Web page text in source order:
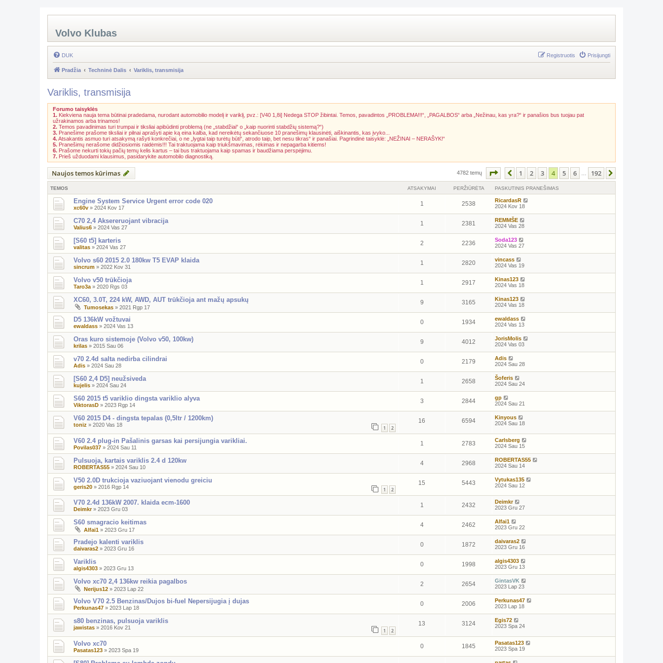
Volvo Klubas
DUK Prisijungti
Registruotis
Pradžia Techninė Dalis Variklis, transmisija
Variklis, transmisija
Forumo taisyklės
1. Kiekviena nauja tema būtinai pradedama, nurodant automobilio modelį ir variklį, pvz.: [V40 1,8i] Nedega STOP žibintai. Temos, pavadintos „PROBLEMA!!!“, „PAGALBOS“ arba „Nežinau, kas yra?“ ir panašios bus tuojau pat
užrakinamos arba trinamos!
2. Temos pavadinimas turi trumpai ir tiksliai apibūdinti problemą (ne „stabdžiai“ o „kaip nuorinti stabdžių sistemą?“)
3. Pranešime prašome tiksliai ir pilnai aprašyti apie ką eina kalba, kad nereikėtų sekančiuose 10 pranešimų klausinėti, aiškinantis, kas įvyko...
4.Atsakantis asmuo turi atsakymą rašyti konkrečiai, o ne „lygtai taip turėtų būti“, atrodo taip, bet nesu tikras“ ir panašiai. Pagrindinė taisyklė: „NEŽINAI – NERAŠYK!“
5. Pranešimų nerašome didžiosiomis raidėmis!!! Tai traktuojama kaip triukšmavimas, rėkimas ir nepagarba kitiems!
6. Prašome nekurti tokių pačių temų kelis kartus – tai bus traktuojama kaip spamas ir baudžiama perspėjimu.
7. Prieš užduodami klausimus, pasidarykite automobilo diagnostiką.
Naujos temos kūrimas 4782 temų Puslapis iš 192
Ankstesnis
1 2 3 4 5 6 192
TEMOS ATSAKYMAI PERŽIŪRĖTA PASKUTINIS PRANEŠIMAS
Engine System Service Urgent error code 020
xc60v » 2024 Kov 17
1 2538
RicardasR
2024 Kov 18
C70 2,4 Aksereruojant vibracija
Valius6 » 2024 Vas 27
1 2381
REMMŠE
2024 Vas 28
[S60 t5] karteris
valitas » 2024 Vas 27
2 2236
Soda123
2024 Vas 27
Volvo s60 2015 2.0 180kw T5 EVAP klaida
sincrum » 2022 Kov 31
1 2820
vincass
2024 Vas 19
Volvo v50 trūkčioja
Taro3a » 2020 Rgs 03
1 2917
Kinas123
2024 Vas 18
XC60, 3.0T, 224 kW, AWD, AUT trūkčioja ant mažų apsukų
Tumosekas » 2021 Rgp 17
9 3165
Kinas123
2024 Vas 18
D5 136kW vožtuvai
ewaldass » 2024 Vas 13
0 1934
ewaldass
2024 Vas 13
Oras kuro sistemoje (Volvo v50, 100kw)
krilas » 2015 Sau 06
9 4012
JorisMolis
2024 Vas 03
v70 2.4d salta nedirba cilindrai
Adis » 2024 Sau 28
0 2179
Adis
2024 Sau 28
[S60 2,4 D5] neužsiveda
kujelis » 2024 Sau 24
1 2658
Šoferis
2024 Sau 24
S60 2015 t5 variklio dingsta variklio alyva
ViktorasD » 2023 Rgp 14
3 2844
gp
2024 Sau 21
V60 2015 D4 - dingsta tepalas (0,5ltr / 1200km)
toniz » 2020 Vas 18 1 2
16 6594
Kinyous
2024 Sau 18
V60 2.4 plug-in Pašalinis garsas kai persijungia varikliai.
Povilas037 » 2024 Sau 11
1 2783
Carlsberg
2024 Sau 15
Pulsuoja, kartais variklis 2.4 d 120kw
ROBERTAS55 » 2024 Sau 10
4 2968
ROBERTAS55
2024 Sau 14
V50 2.0D trukcioja vaziuojant vienodu greiciu
geris20 » 2016 Rgp 14 1 2
15 5443
Vytukas135
2024 Sau 12
V70 2.4d 136kW 2007. klaida ecm-1600
Deimkr» 2023 Gru 03
1 2432
Deimkr
2023 Gru 27
S60 smagracio keitimas
Alfai1 » 2023 Gru 17
4 2462
Alfai1
2023 Gru 22
Pradejo kalenti variklis
daivaras2 » 2023 Gru 16
0 1872
daivaras2
2023 Gru 16
Variklis
algis4303 » 2023 Gru 13
0 1998
algis4303
2023 Gru 13
Volvo xc70 2,4 136kw reikia pagalbos
Nerijus12 » 2023 Lap 22
2 2654
GintasVK
2023 Lap 23
Volvo V70 2.5 Benzinas/Dujos bi-fuel Nepersijugia į dujas
Perkunas47 » 2023 Lap 18
0 2006
Perkunas47
2023 Lap 18
s80 benzinas, pulsuoja variklis
jawistas » 2016 Kov 21 1 2
13 3124
Egis72
2023 Spa 24
Volvo xc70
Pasatas123 » 2023 Spa 19
0 1845
Pasatas123
2023 Spa 19